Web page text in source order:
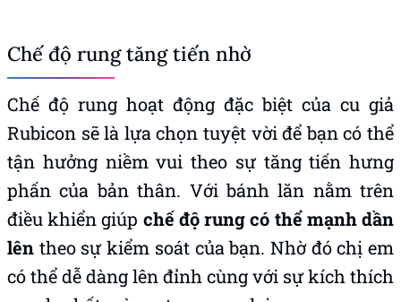
Chế độ rung tăng tiến nhờ
Chế độ rung hoạt động đặc biệt của cu giả
Rubicon sẽ là lựa chọn tuyệt vời để bạn có thể
tận hưởng niềm vui theo sự tăng tiến hưng
phấn của bản thân. Với bánh lăn nằm trên
điều khiển giúp chế độ rung có thể mạnh dần
lên theo sự kiểm soát của bạn. Nhờ đó chị em
có thể dễ dàng lên đỉnh cùng với sự kích thích